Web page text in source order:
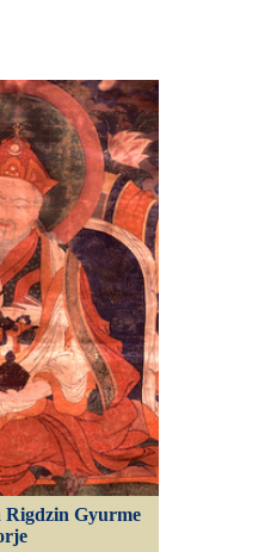
Gyurme